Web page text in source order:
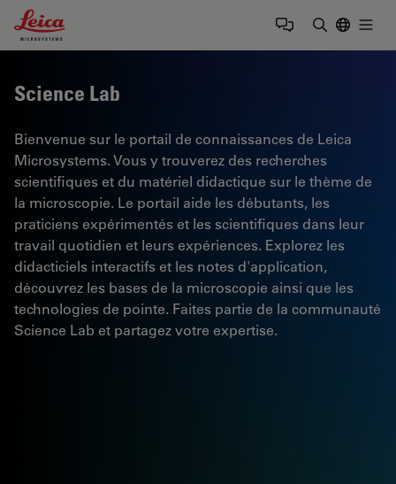
Leica Microsystems Logo
Science Lab
Bienvenue sur le portail de connaissances de Leica
Microsystems. Vous y trouverez des recherches
scientifiques et du matériel didactique sur le thème de
la microscopie. Le portail aide les débutants, les
praticiens expérimentés et les scientifiques dans leur
travail quotidien et leurs expériences. Explorez les
didacticiels interactifs et les notes d'application,
découvrez les bases de la microscopie ainsi que les
technologies de pointe. Faites partie de la communauté
Science Lab et partagez votre expertise.